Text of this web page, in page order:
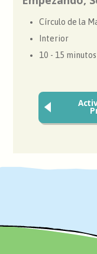
Círculo de la
Interior
10 - 15 minutos